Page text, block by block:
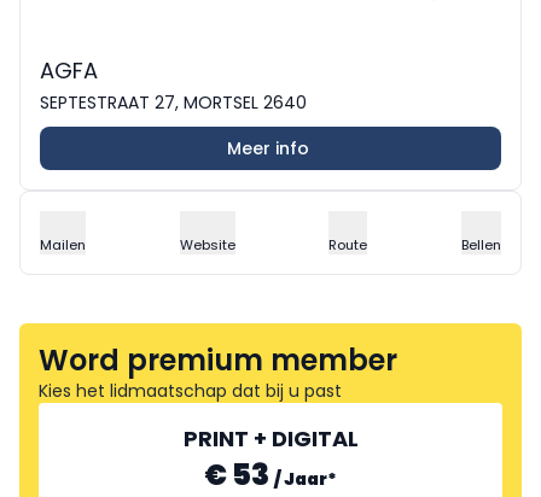
AGFA
SEPTESTRAAT 27, MORTSEL 2640
Meer info
Mailen Website Route Bellen
Word premium member
Kies het lidmaatschap dat bij u past
PRINT + DIGITAL
€ 53 /Jaar*